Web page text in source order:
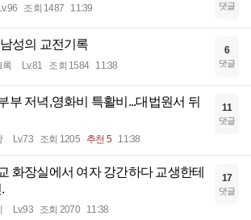
조회 1487 11:39 댓글
성의 교전기록
록 Lv.81 조회 1584 11:38
6
댓글
부 저녁,영화비 특활비...대법원서 뒤
Lv.73 조회 1205 추천 5 11:38
11
댓글
화장실에서 여자 강간하다 교생한테
Lv.93 조회 2070 11:38
17
댓글